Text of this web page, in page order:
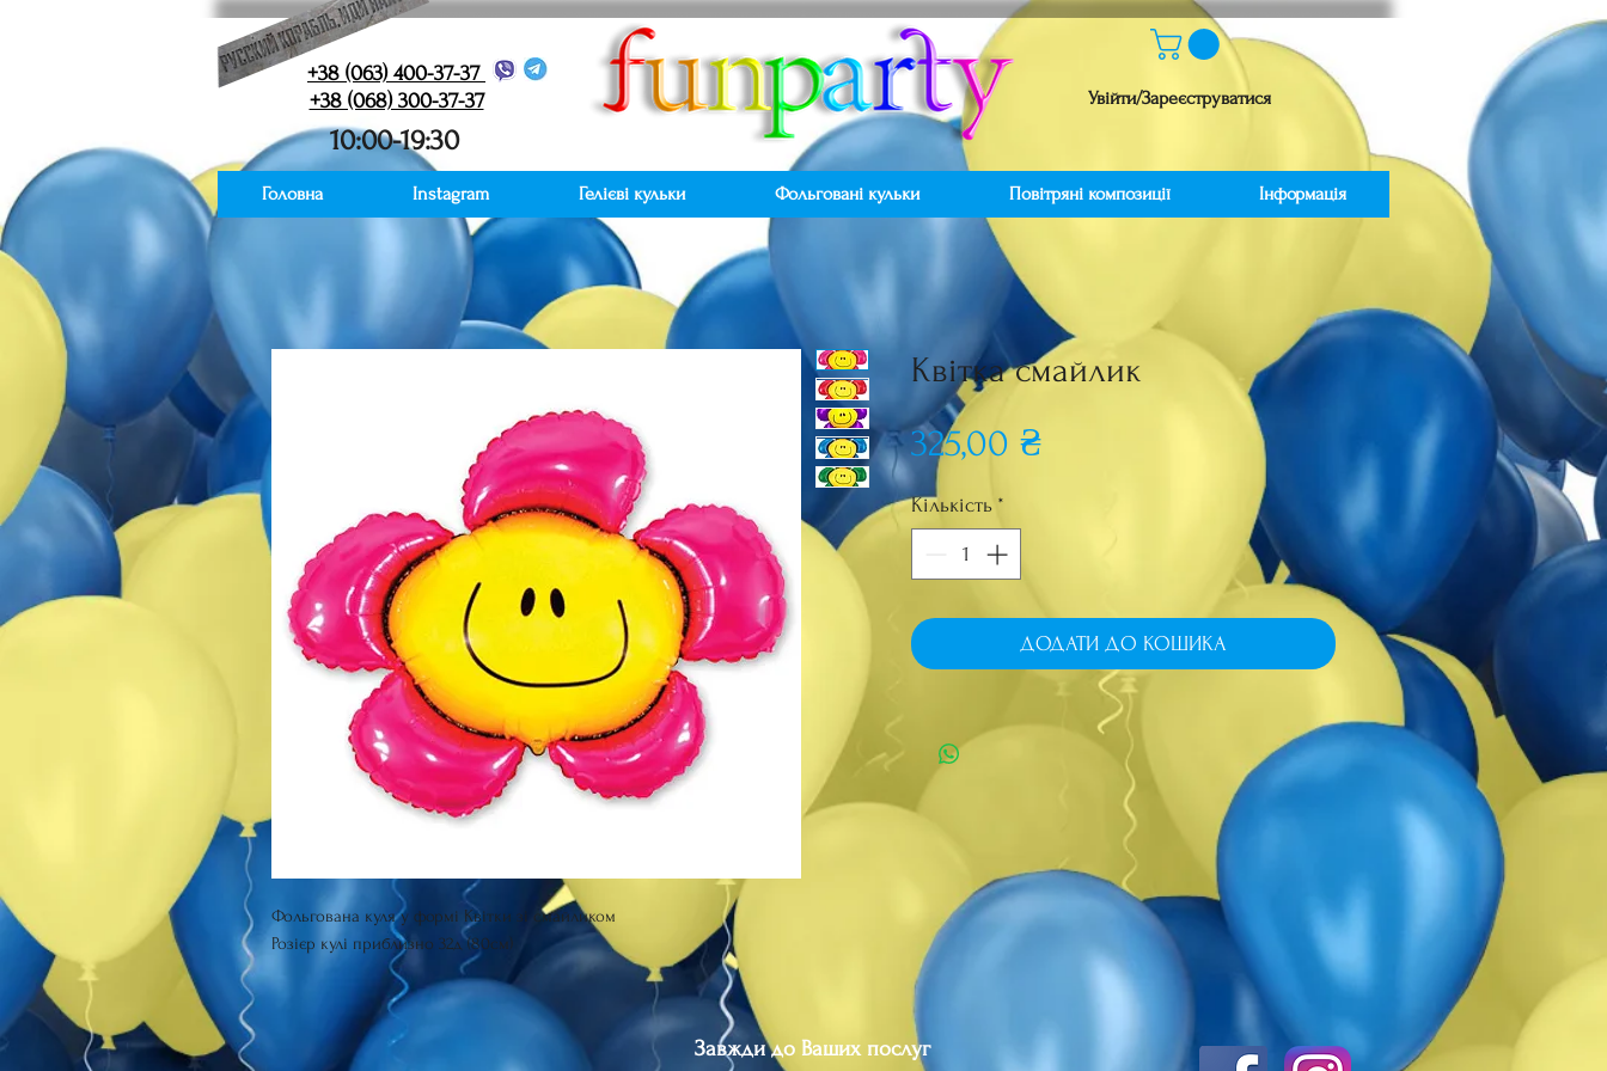
+38 (063) 400-37-37
+38 (068) 300-37-37
10:00-19:30
Увійти/Зареєструватися
Фольгована куля у формі Квітки зі смайликом
Розієр кулі приблизно 32д (80см)
Квітка смайлик
325,00 ₴Ціна
Кількість *
ДОДАТИ ДО КОШИКА
Головна Instagram Гелієві кульки Фольговані кульки Повітряні композиції Інформація
Завжди до Ваших послуг